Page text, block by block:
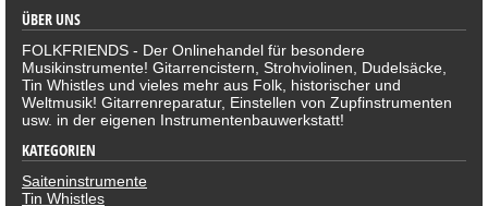
ÜBER UNS
FOLKFRIENDS - Der Onlinehandel für besondere
Musikinstrumente! Gitarrencistern, Strohviolinen, Dudelsäcke,
Tin Whistles und vieles mehr aus Folk, historischer und
Weltmusik! Gitarrenreparatur, Einstellen von Zupfinstrumenten
usw. in der eigenen Instrumentenbauwerkstatt!
KATEGORIEN
Saiteninstrumente
Tin Whistles